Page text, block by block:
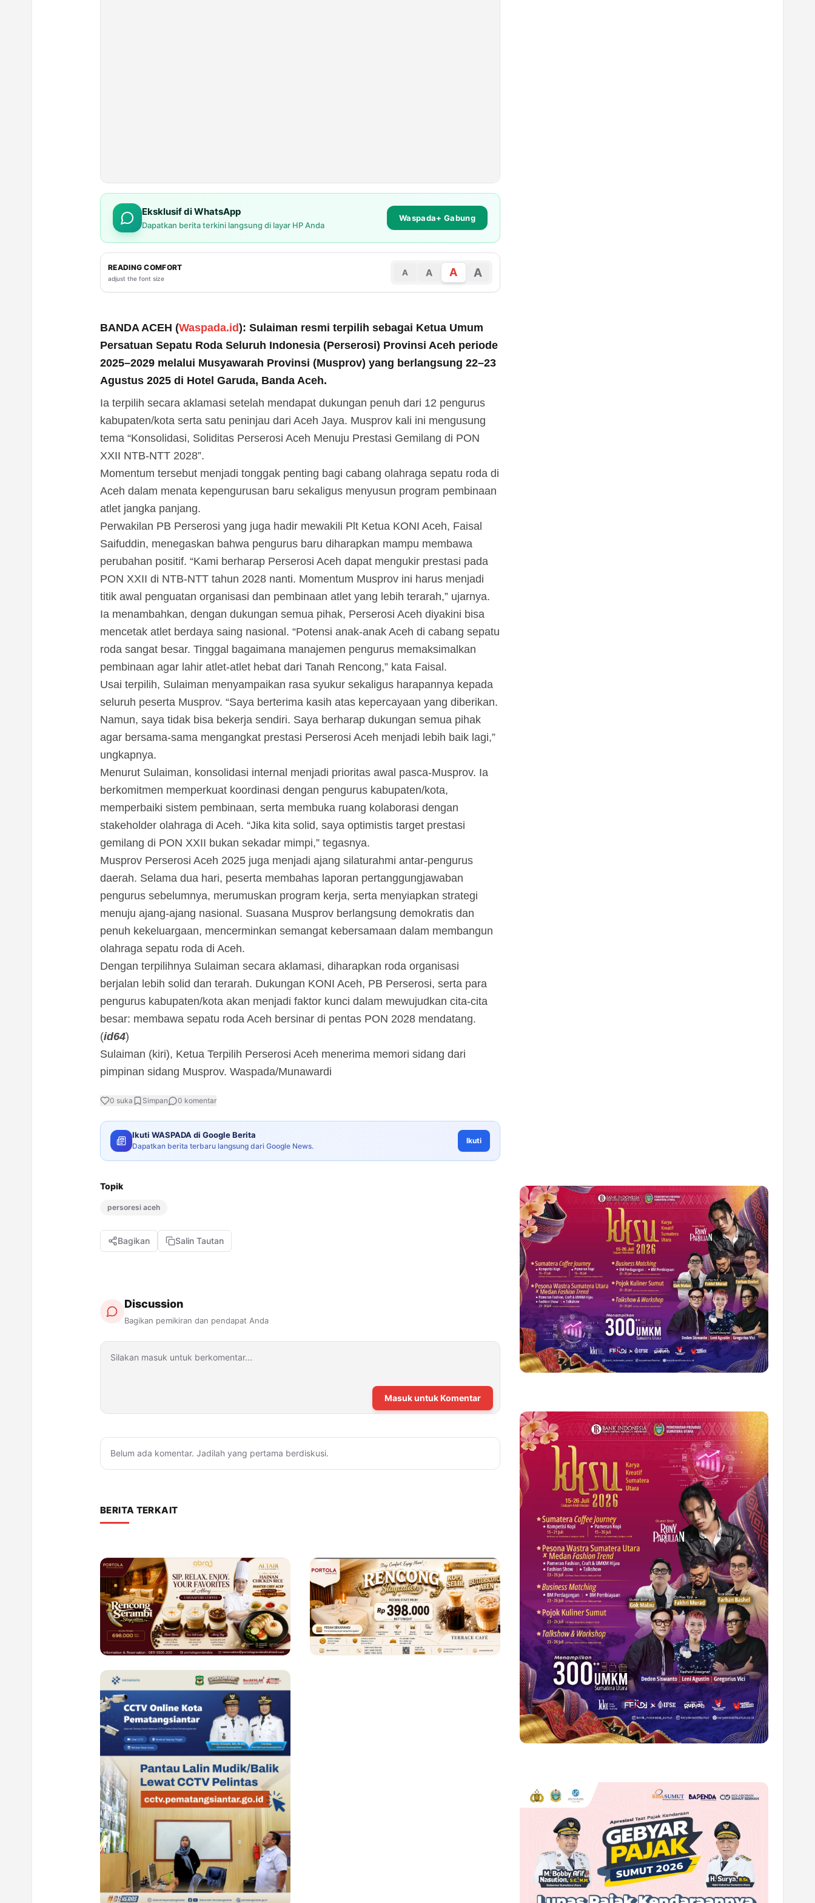
Eksklusif di WhatsApp
Dapatkan berita terkini langsung di layar HP Anda
Waspada+ Gabung
READING COMFORT
adjust the font size
A A A A
BANDA ACEH (Waspada.id): Sulaiman resmi terpilih sebagai Ketua Umum
Persatuan Sepatu Roda Seluruh Indonesia (Perserosi) Provinsi Aceh periode
2025–2029 melalui Musyawarah Provinsi (Musprov) yang berlangsung 22–23
Agustus 2025 di Hotel Garuda, Banda Aceh.
Ia terpilih secara aklamasi setelah mendapat dukungan penuh dari 12 pengurus
kabupaten/kota serta satu peninjau dari Aceh Jaya. Musprov kali ini mengusung
tema “Konsolidasi, Soliditas Perserosi Aceh Menuju Prestasi Gemilang di PON
XXII NTB-NTT 2028”.
Momentum tersebut menjadi tonggak penting bagi cabang olahraga sepatu roda di
Aceh dalam menata kepengurusan baru sekaligus menyusun program pembinaan
atlet jangka panjang.
Perwakilan PB Perserosi yang juga hadir mewakili Plt Ketua KONI Aceh, Faisal
Saifuddin, menegaskan bahwa pengurus baru diharapkan mampu membawa
perubahan positif. “Kami berharap Perserosi Aceh dapat mengukir prestasi pada
PON XXII di NTB-NTT tahun 2028 nanti. Momentum Musprov ini harus menjadi
titik awal penguatan organisasi dan pembinaan atlet yang lebih terarah,” ujarnya.
Ia menambahkan, dengan dukungan semua pihak, Perserosi Aceh diyakini bisa
mencetak atlet berdaya saing nasional. “Potensi anak-anak Aceh di cabang sepatu
roda sangat besar. Tinggal bagaimana manajemen pengurus memaksimalkan
pembinaan agar lahir atlet-atlet hebat dari Tanah Rencong,” kata Faisal.
Usai terpilih, Sulaiman menyampaikan rasa syukur sekaligus harapannya kepada
seluruh peserta Musprov. “Saya berterima kasih atas kepercayaan yang diberikan.
Namun, saya tidak bisa bekerja sendiri. Saya berharap dukungan semua pihak
agar bersama-sama mengangkat prestasi Perserosi Aceh menjadi lebih baik lagi,”
ungkapnya.
Menurut Sulaiman, konsolidasi internal menjadi prioritas awal pasca-Musprov. Ia
berkomitmen memperkuat koordinasi dengan pengurus kabupaten/kota,
memperbaiki sistem pembinaan, serta membuka ruang kolaborasi dengan
stakeholder olahraga di Aceh. “Jika kita solid, saya optimistis target prestasi
gemilang di PON XXII bukan sekadar mimpi,” tegasnya.
Musprov Perserosi Aceh 2025 juga menjadi ajang silaturahmi antar-pengurus
daerah. Selama dua hari, peserta membahas laporan pertanggungjawaban
pengurus sebelumnya, merumuskan program kerja, serta menyiapkan strategi
menuju ajang-ajang nasional. Suasana Musprov berlangsung demokratis dan
penuh kekeluargaan, mencerminkan semangat kebersamaan dalam membangun
olahraga sepatu roda di Aceh.
Dengan terpilihnya Sulaiman secara aklamasi, diharapkan roda organisasi
berjalan lebih solid dan terarah. Dukungan KONI Aceh, PB Perserosi, serta para
pengurus kabupaten/kota akan menjadi faktor kunci dalam mewujudkan cita-cita
besar: membawa sepatu roda Aceh bersinar di pentas PON 2028 mendatang.
(id64)
Sulaiman (kiri), Ketua Terpilih Perserosi Aceh menerima memori sidang dari
pimpinan sidang Musprov. Waspada/Munawardi
0 suka Simpan 0 komentar
Ikuti WASPADA di Google Berita
Dapatkan berita terbaru langsung dari Google News.
Ikuti
Topik
persoresi aceh
Bagikan Salin Tautan
Discussion
Bagikan pemikiran dan pendapat Anda
Masuk untuk Komentar
Belum ada komentar. Jadilah yang pertama berdiskusi.
BERITA TERKAIT